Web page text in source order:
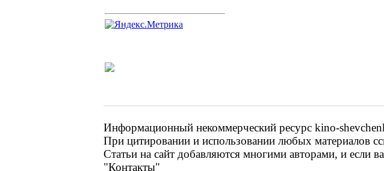
Информационный некоммерческий ресурс kino-
При цитировании и использовании любых материалов
Статьи на сайт добавляются многими авторами, и если
"Контакты"